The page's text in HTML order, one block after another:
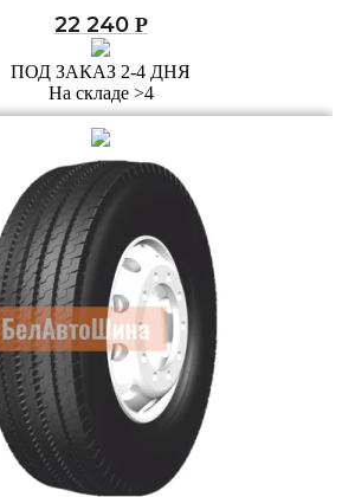
22 240 Р
ПОД ЗАКАЗ 2-4 ДНЯ
На складе >4